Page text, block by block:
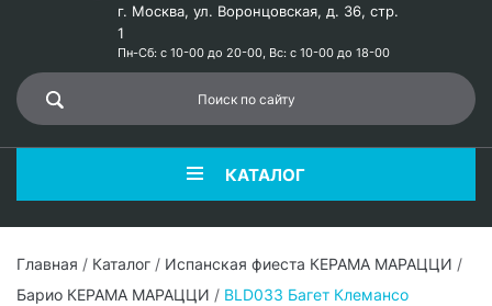
г. Москва, ул. Воронцовская, д. 36, стр.
1
Пн-Сб: с 10-00 до 20-00, Вс: с 10-00 до 18-00
КАТАЛОГ
Главная / Каталог / Испанская фиеста КЕРАМА МАРАЦЦИ /
Барио КЕРАМА МАРАЦЦИ / BLD033 Багет Клемансо